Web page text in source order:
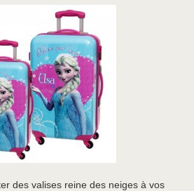
des valises reine des neiges à vos